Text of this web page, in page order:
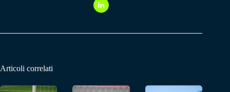
Articoli correlati